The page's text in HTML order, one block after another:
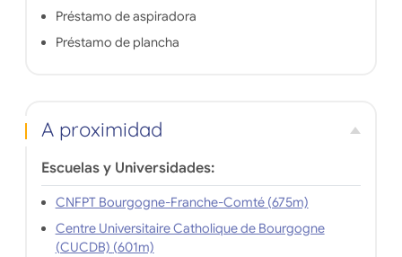
Préstamo de aspiradora
Préstamo de plancha
A proximidad
Escuelas y Universidades:
CNFPT Bourgogne-Franche-Comté (675m)
Centre Universitaire Catholique de Bourgogne
(CUCDB) (601m)